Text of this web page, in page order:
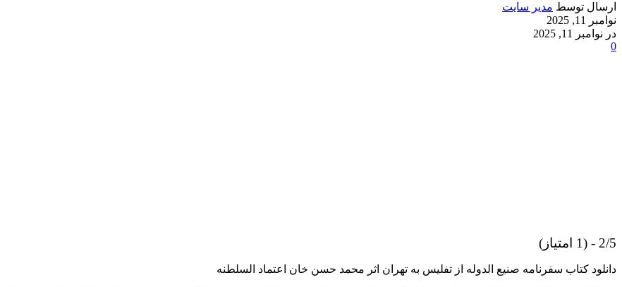
ارسال توسط مدیر سایت
نوامبر 11, 2025
در نوامبر 11, 2025
0
2/5 - (1 امتیاز)
دانلود کتاب سفرنامه صنیع الدوله از تفلیس به تهران اثر محمد حسن خان اعتماد السلطنه